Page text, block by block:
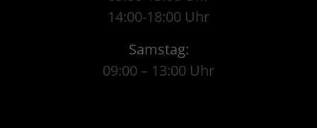
14:00-18:00 Uhr
Samstag:
09:00 – 13:00 Uhr